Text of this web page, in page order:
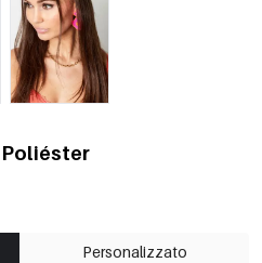
Poliéster
Personalizzato